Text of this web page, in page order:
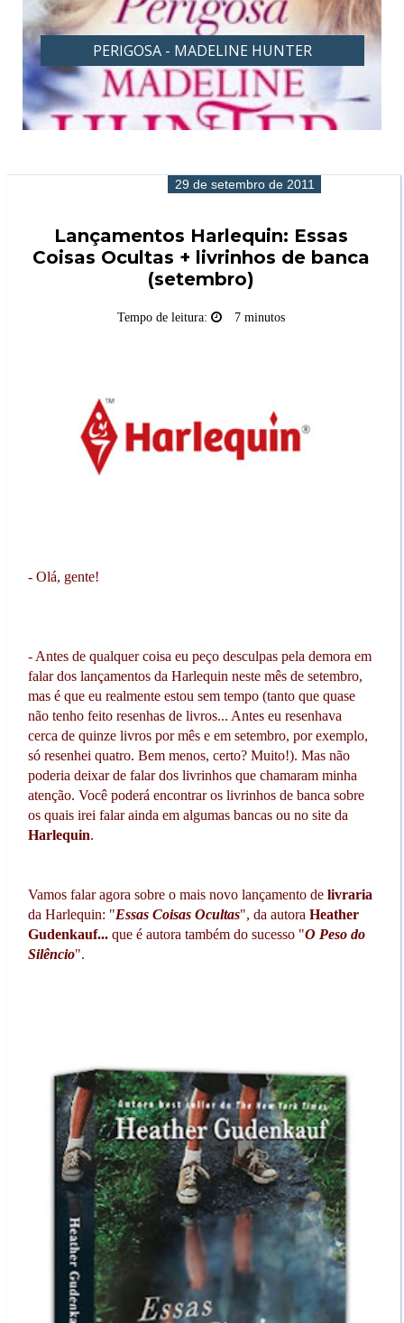
PERIGOSA - MADELINE HUNTER
29 de setembro de 2011
Lançamentos Harlequin: Essas
Coisas Ocultas + livrinhos de banca
(setembro)
Tempo de leitura: 7 minutos
- Olá, gente!
- Antes de qualquer coisa eu peço desculpas pela demora em
falar dos lançamentos da Harlequin neste mês de setembro,
mas é que eu realmente estou sem tempo (tanto que quase
não tenho feito resenhas de livros... Antes eu resenhava
cerca de quinze livros por mês e em setembro, por exemplo,
só resenhei quatro. Bem menos, certo? Muito!). Mas não
poderia deixar de falar dos livrinhos que chamaram minha
atenção. Você poderá encontrar os livrinhos de banca sobre
os quais irei falar ainda em algumas bancas ou no site da
Harlequin.
Vamos falar agora sobre o mais novo lançamento delivraria
da Harlequin: "Essas Coisas Ocultas", da autora Heather
Gudenkauf...que é autora também do sucesso "O Peso do
Silêncio".